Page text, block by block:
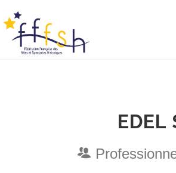
EDEL